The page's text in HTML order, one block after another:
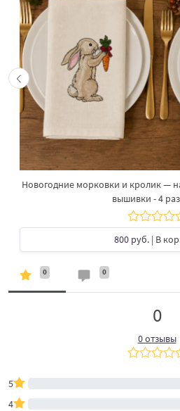
Новогодние морковки и кролик —
вышивки - 4
800 руб. | В
0 0
0
0 отзывы
5
4